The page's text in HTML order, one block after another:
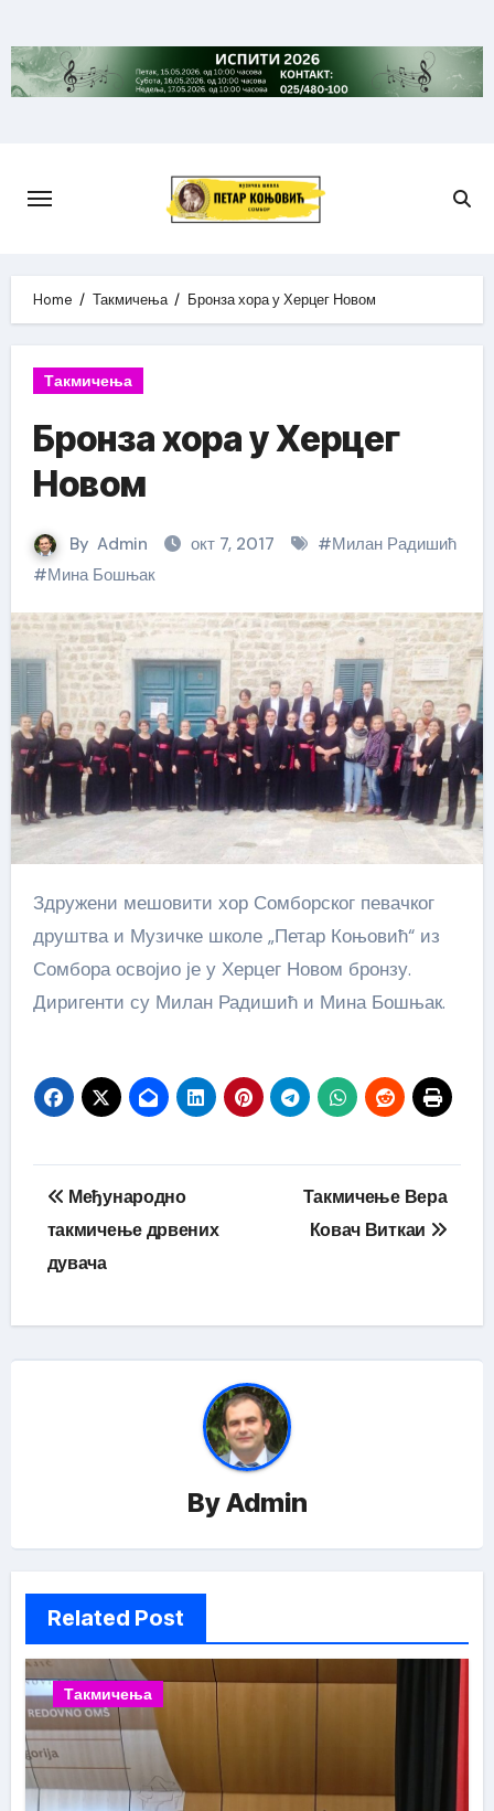
to
content
Home Такмичења Бронза хора у Херцег Новом
Такмичења
Бронза хора у Херцег
Новом
By Admin окт 7, 2017 #Милан Радишић
#Мина Бошњак
Здружени мешовити хор Сомборског певачког
друштва и Музичке школе „Петар Коњовић“ из
Сомбора освојио је у Херцег Новом бронзу.
Диригенти су Милан Радишић и Мина Бошњак.
Кретање
чланка
Међународно
такмичење дрвених
дувача
Такмичење Вера
Ковач Виткаи
ByAdmin
Related Post
Такмичења